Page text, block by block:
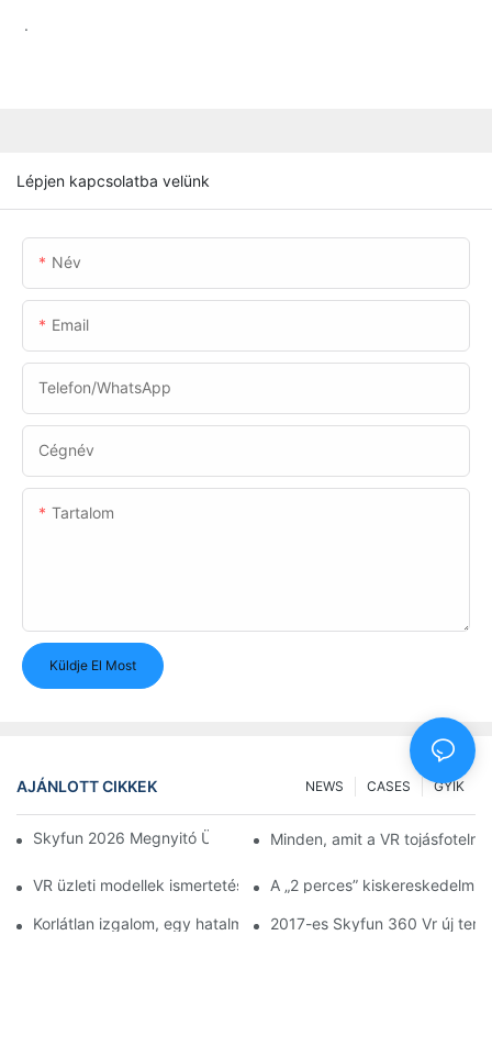
.
Lépjen kapcsolatba velünk
Név
Email
Telefon/WhatsApp
Cégnév
Tartalom
Küldje El Most
AJÁNLOTT CIKKEK GYIK
CASES
NEWS
Skyfun 2026 Megnyitó Ünnepség és Üdvözlő Ebéd
Minden, amit a VR
VR üzleti modellek ismertetése: az egyes gépektől a teljes VR
A „2 perces”
Korlátlan izgalom, egy hatalmas fedett játszótér a kínai
2017-es Skyfun 360 Vr új